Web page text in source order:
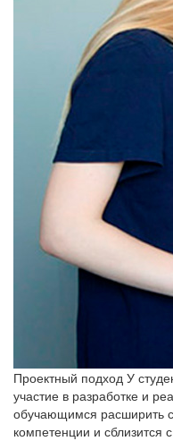
Проектный подход У
участие в разработке и
обучающимся расширить
компетенции и сблизится